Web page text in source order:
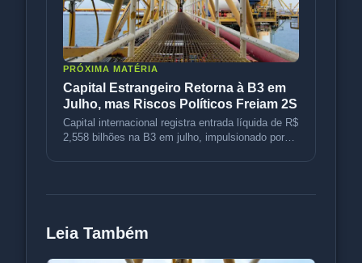
PRÓXIMA MATÉRIA
Capital Estrangeiro Retorna à B3 em
Julho, mas Riscos Políticos Freiam 2S
Capital internacional registra entrada líquida de R$
2,558 bilhões na B3 em julho, impulsionado por
Leia Também